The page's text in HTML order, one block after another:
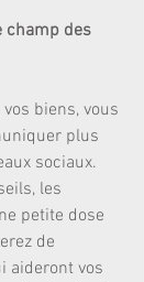
champ des
biens, vous
plus
sociaux.
les
petite dose
de
aideront vos